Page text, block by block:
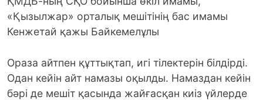
«Қызылжар» орталық мешітінің бас имамы
Кенжетай қажы Байкемелұлы
Ораза айтпен құттықтап, игі тілектерін білдірді.
Одан кейін айт намазы оқылды. Намаздан кейін
бәрі де мешіт қасында жайғасқан киіз үйлерде